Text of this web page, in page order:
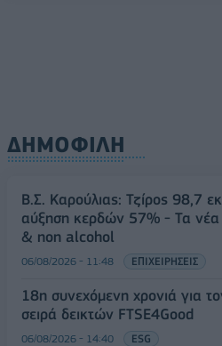
ΔΗΜΟΦΙΛΗ
Β.Σ. Καρούλιας: Τζίρος 98,7
αύξηση κερδών 57% - Τα νέα
& non alcohol
06/08/2026 - 11:48 ΕΠΙΧΕΙΡΗΣΕΙΣ
18η συνεχόμενη χρονιά για
σειρά δεικτών FTSE4Good
06/08/2026 - 14:40 ESG